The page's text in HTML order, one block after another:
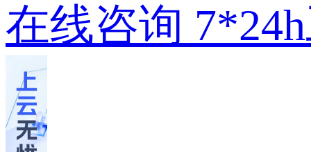
在线咨询